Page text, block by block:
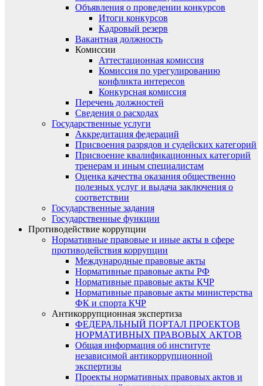
Объявления о проведении конкурсов
Итоги конкурсов
Кадровый резерв
Вакантная должность
Комиссии
Аттестационная комиссия
Комиссия по урегулированию
конфликта интересов
Конкурсная комиссия
Перечень должностей
Сведения о расходах
Государственные услуги
Аккредитация федераций
Присвоения разрядов и судейских категорий
Присвоение квалификационных категорий
тренерам и иным специалистам
Оценка качества оказания общественно
полезных услуг и выдача заключения о
соответствии
Государственные задания
Государственные функции
Противодействие коррупции
Нормативные правовые и иные акты в сфере
противодействия коррупции
Международные правовые акты
Нормативные правовые акты РФ
Нормативные правовые акты КЧР
Нормативные правовые акты министерства
ФК и спорта КЧР
Антикоррупционная экспертиза
ФЕДЕРАЛЬНЫЙ ПОРТАЛ ПРОЕКТОВ
НОРМАТИВНЫХ ПРАВОВЫХ АКТОВ
Общая информация об институте
независимой антикоррупционной
экспертизы
Проекты нормативных правовых актов и